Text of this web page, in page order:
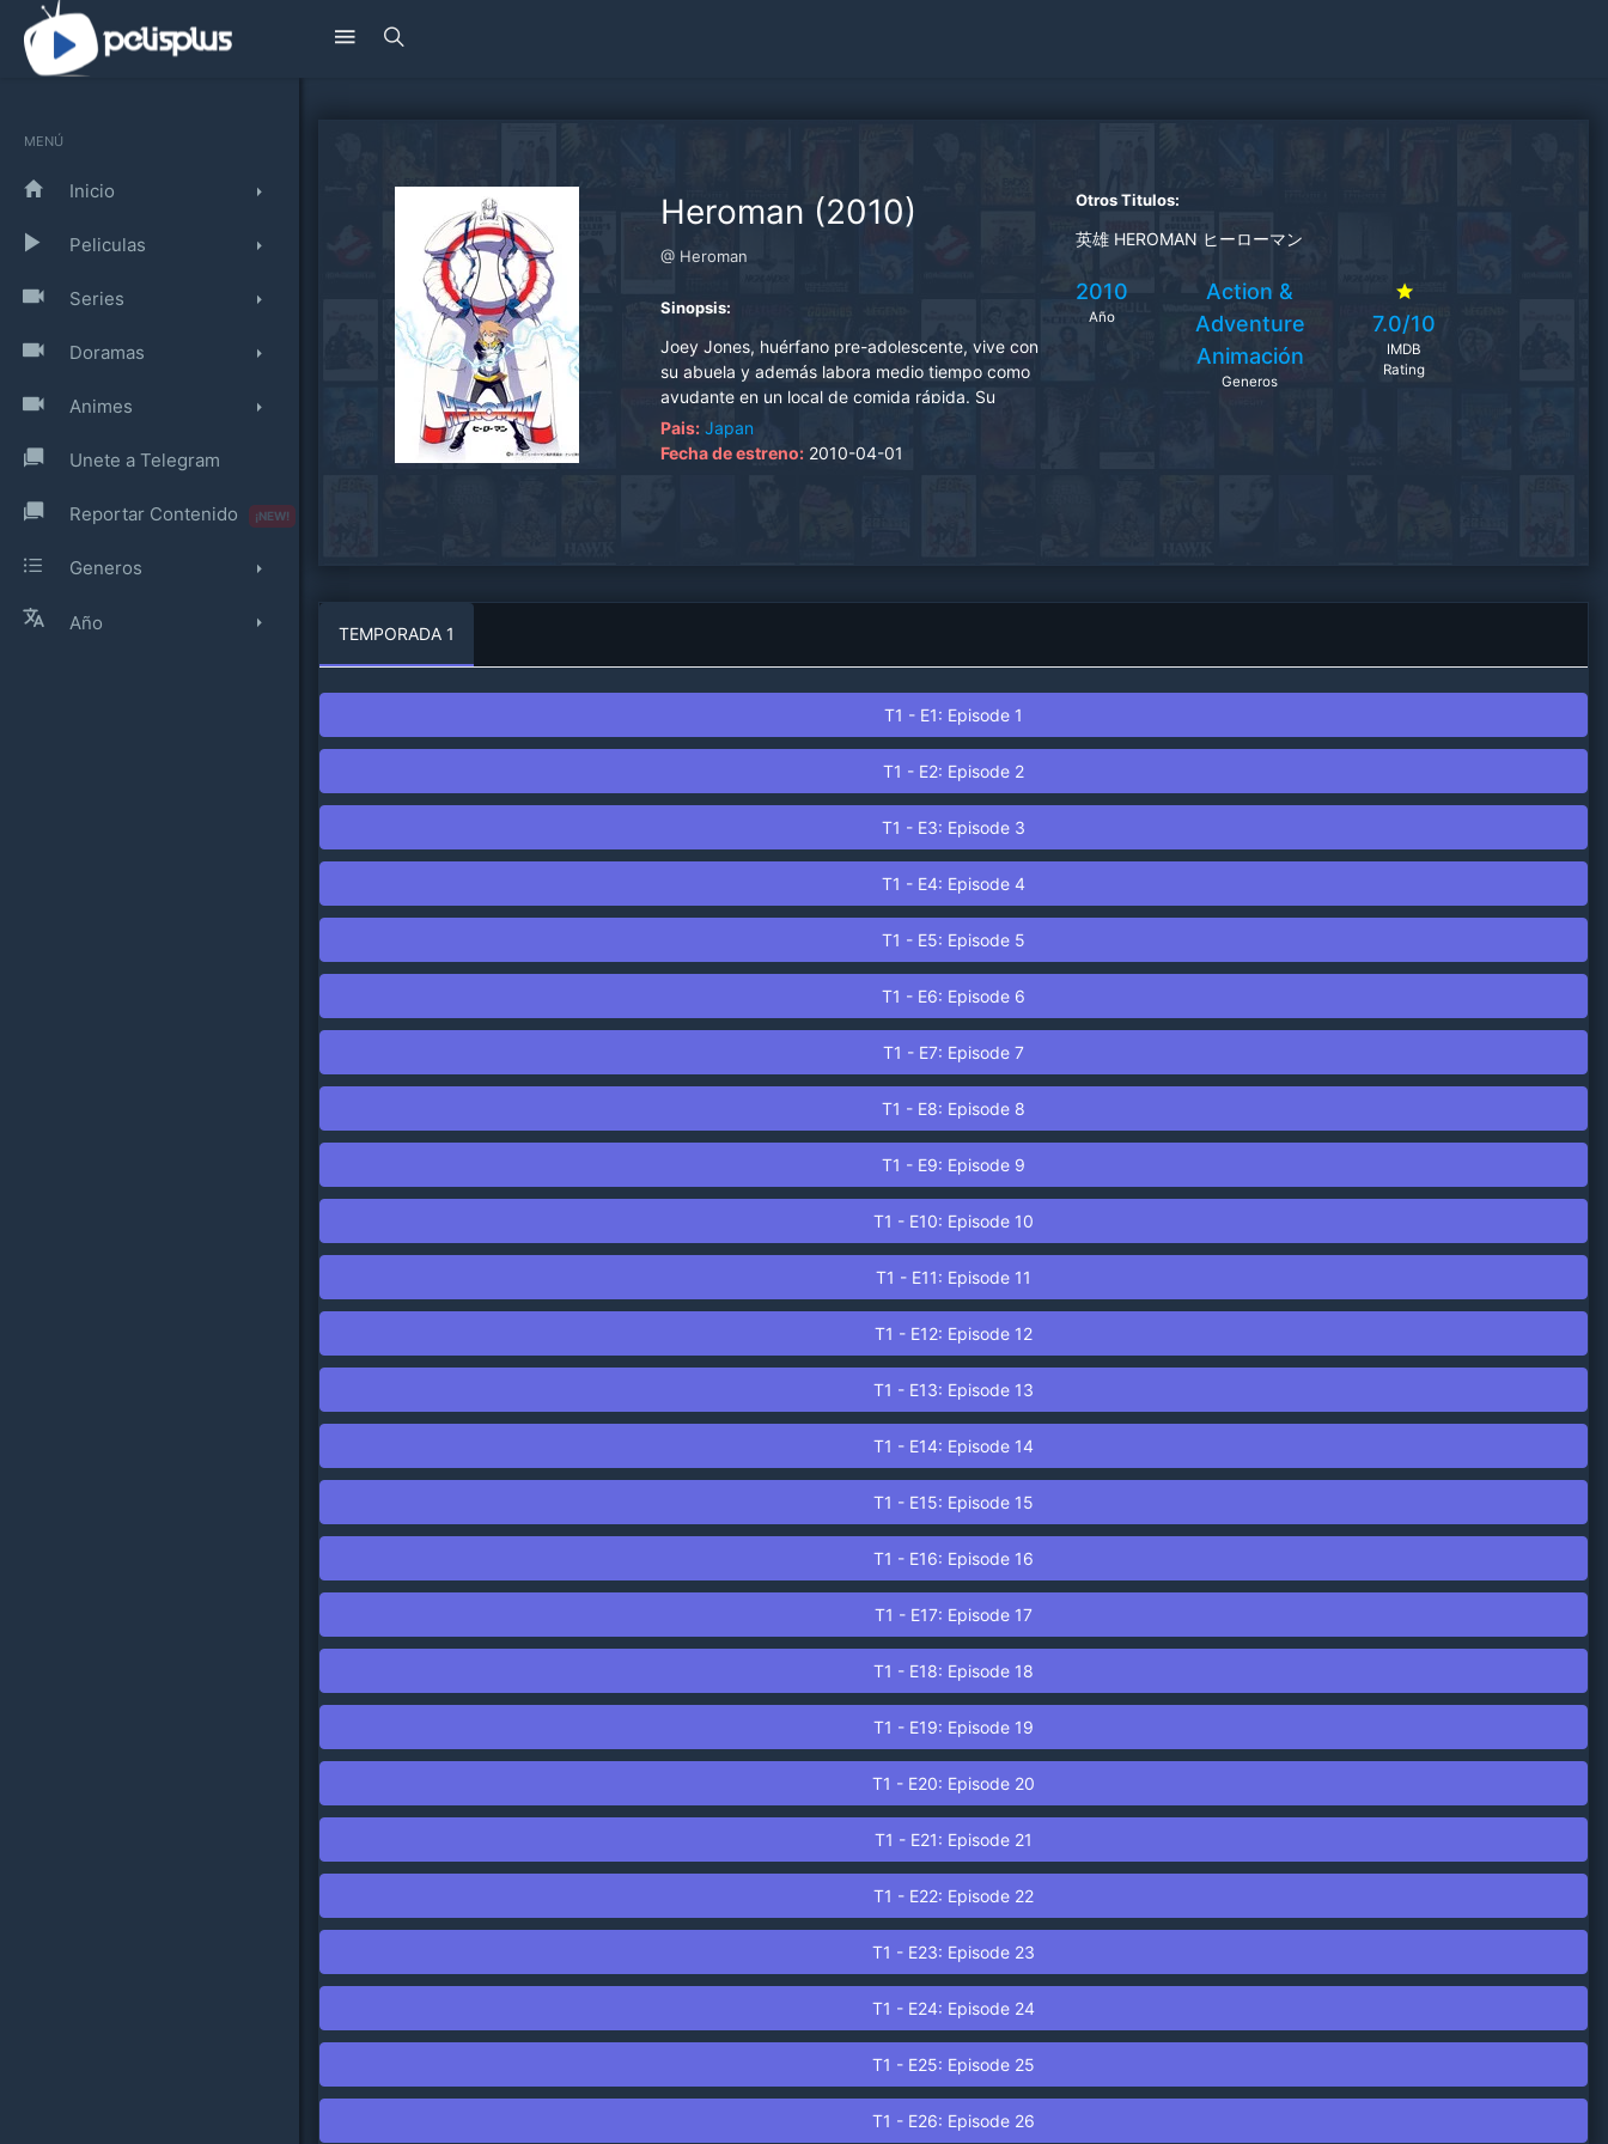
MENÚ
Inicio
Peliculas
Series
Doramas
Animes
Unete a Telegram
Reportar Contenido ¡NEW!
Generos
Año
Heroman (2010)
@ Heroman
Sinopsis:
Joey Jones, huérfano pre-adolescente, vive con
su abuela y además labora medio tiempo como
ayudante en un local de comida rápida. Su
desempeño académico es sobresaliente,
mantiene un perfil más bien bajo que no le
Pais: Japan
Fecha de estreno: 2010-04-01
Otros Titulos:
英雄 HEROMAN ヒーローマン
2010
Año
Action &
Adventure
Animación
Generos
7.0/10
IMDB
Rating
TEMPORADA 1
T1 - E1: Episode 1
T1 - E2: Episode 2
T1 - E3: Episode 3
T1 - E4: Episode 4
T1 - E5: Episode 5
T1 - E6: Episode 6
T1 - E7: Episode 7
T1 - E8: Episode 8
T1 - E9: Episode 9
T1 - E10: Episode 10
T1 - E11: Episode 11
T1 - E12: Episode 12
T1 - E13: Episode 13
T1 - E14: Episode 14
T1 - E15: Episode 15
T1 - E16: Episode 16
T1 - E17: Episode 17
T1 - E18: Episode 18
T1 - E19: Episode 19
T1 - E20: Episode 20
T1 - E21: Episode 21
T1 - E22: Episode 22
T1 - E23: Episode 23
T1 - E24: Episode 24
T1 - E25: Episode 25
T1 - E26: Episode 26